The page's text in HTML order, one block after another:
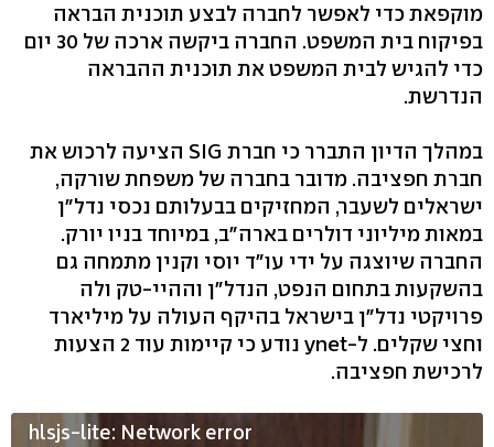
מוקפאת כדי לאפשר לחברה לבצע תוכנית הבראה
בפיקוח בית המשפט. החברה ביקשה ארכה של 30 יום
כדי להגיש לבית המשפט את תוכנית ההבראה
הנדרשת.
במהלך הדיון התברר כי חברת SIG הציעה לרכוש את
חברת חפציבה. מדובר בחברה של משפחת שורקה,
ישראלים לשעבר, המחזיקים בבעלותם נכסי נדל"ן
במאות מיליוני דולרים בארה"ב, במיוחד בניו יורק.
החברה שיוצגה על ידי עו"ד יוסי וקנין מתמחה גם
בהשקעות בתחום הנפט, הנדל"ן וההיי-טק ולה
פרויקטי נדל"ן בישראל בהיקף העולה על מיליארד
וחצי שקלים. ל-ynet נודע כי קיימות עוד 2 הצעות
לרכישת חפציבה.
hlsjs-lite: Network error